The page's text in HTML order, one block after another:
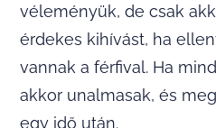
véleményük, de csak
érdekes kihívást, ha
vannak a férfival. Ha
akkor unalmasak, és
egy idő után.